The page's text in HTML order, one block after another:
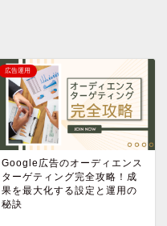
広告運用
Google広告のオーディエンス
ターゲティング完全攻略！成
果を最大化する設定と運用の
秘訣